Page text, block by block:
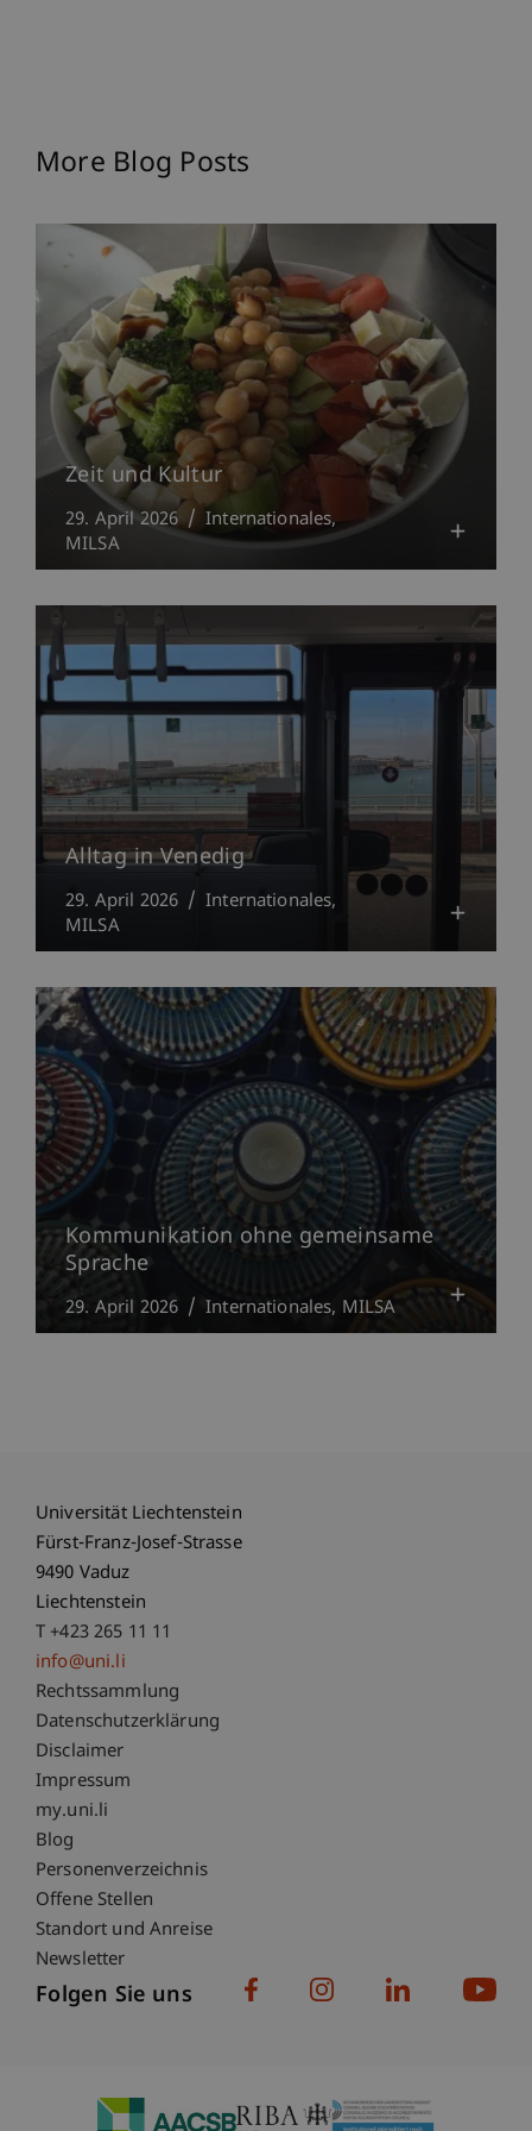
More Blog Posts
Zeit und Kultur
29. April 2026
Internationales
MILSA
Alltag in Venedig
29. April 2026
Internationales
MILSA
Kommunikation ohne gemeinsame
Sprache
29. April 2026 Internationales MILSA
Universität Liechtenstein
Fürst-Franz-Josef-Strasse
9490 Vaduz
Liechtenstein
T +423 265 11 11
info@uni.li
Fußzeile Rechtliche Hinweise
Rechtssammlung
Datenschutzerklärung
Disclaimer
Impressum
Fußzeile Subdomain-Verzeichnis
my.uni.li
Blog
Personenverzeichnis
Offene Stellen
Standort und Anreise
Newsletter
Folgen Sie uns